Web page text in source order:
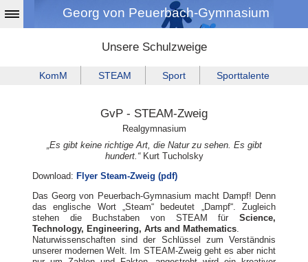
Georg von Peuerbach-Gymnasium
Unsere Schulzweige
KomM STEAM Sport Sporttalente
GvP - STEAM-Zweig
Realgymnasium
„Es gibt keine richtige Art, die Natur zu sehen. Es gibt
hundert.“Kurt Tucholsky
Download: Flyer Steam-Zweig (pdf)
Das Georg von Peuerbach-Gymnasium macht Dampf! Denn
das englische Wort „Steam“ bedeutet „Dampf“. Zugleich
stehen die Buchstaben von STEAM für Science,
Technology, Engineering, Arts and Mathematics.
Naturwissenschaften sind der Schlüssel zum Verständnis
unserer modernen Welt. Im STEAM-Zweig geht es aber nicht